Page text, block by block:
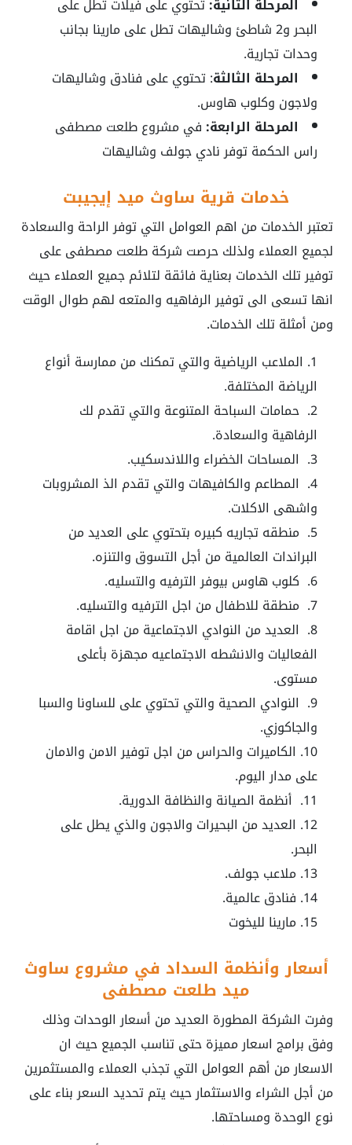
المرحلة الثانية:تحتوي على فيلات تطل على
البحر و2 شاطئ وشاليهات تطل على مارينا بجانب
وحدات تجارية.
المرحلة الثالثة: تحتوي على فنادق وشاليهات
ولاجون وكلوب هاوس.
المرحلة الرابعة: في مشروع طلعت مصطفى
راس الحكمة توفر نادي جولف وشاليهات
خدمات قرية ساوث ميد إيجيبت
تعتبر الخدمات من اهم العوامل التي توفر الراحة والسعادة
لجميع العملاء ولذلك حرصت شركة طلعت مصطفى على
توفير تلك الخدمات بعناية فائقة لتلائم جميع العملاء حيث
انها تسعى الى توفير الرفاهيه والمتعه لهم طوال الوقت
ومن أمثلة تلك الخدمات.
الملاعب الرياضية والتي تمكنك من ممارسة أنواع
الرياضة المختلفة.
حمامات السباحة المتنوعة والتي تقدم لك
الرفاهية والسعادة.
المساحات الخضراء واللاندسكيب.
المطاعم والكافيهات والتي تقدم الذ المشروبات
واشهى الاكلات.
منطقه تجاريه كبيره بتحتوي على العديد من
البراندات العالمية من أجل التسوق والتنزه.
كلوب هاوس بيوفر الترفيه والتسليه.
منطقة للاطفال من اجل الترفيه والتسليه.
العديد من النوادي الاجتماعية من اجل اقامة
الفعاليات والانشطه الاجتماعيه مجهزة بأعلى
مستوى.
النوادي الصحية والتي تحتوي على للساونا والسبا
والجاكوزي.
الكاميرات والحراس من اجل توفير الامن والامان
على مدار اليوم.
أنظمة الصيانة والنظافة الدورية.
العديد من البحيرات والاجون والذي يطل على
البحر.
ملاعب جولف.
فنادق عالمية.
مارينا لليخوت
أسعار وأنظمة السداد في مشروع ساوث
ميد طلعت مصطفى
وفرت الشركة المطورة العديد من أسعار الوحدات وذلك
وفق برامج اسعار مميزة حتى تناسب الجميع حيث ان
الاسعار من أهم العوامل التي تجذب العملاء والمستثمرين
من أجل الشراء والاستثمار حيث يتم تحديد السعر بناء على
نوع الوحدة ومساحتها.